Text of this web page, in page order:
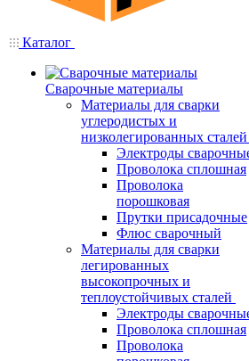
Каталог
Сварочные материалы
Материалы для сварки
углеродистых и
низколегированных сталей
Электроды
Проволока сплошная
Проволока
порошковая
Прутки присадочные
Флюс сварочный
Материалы для сварки
легированных
высокопрочных и
теплоустойчивых сталей
Электроды
Проволока сплошная
Проволока